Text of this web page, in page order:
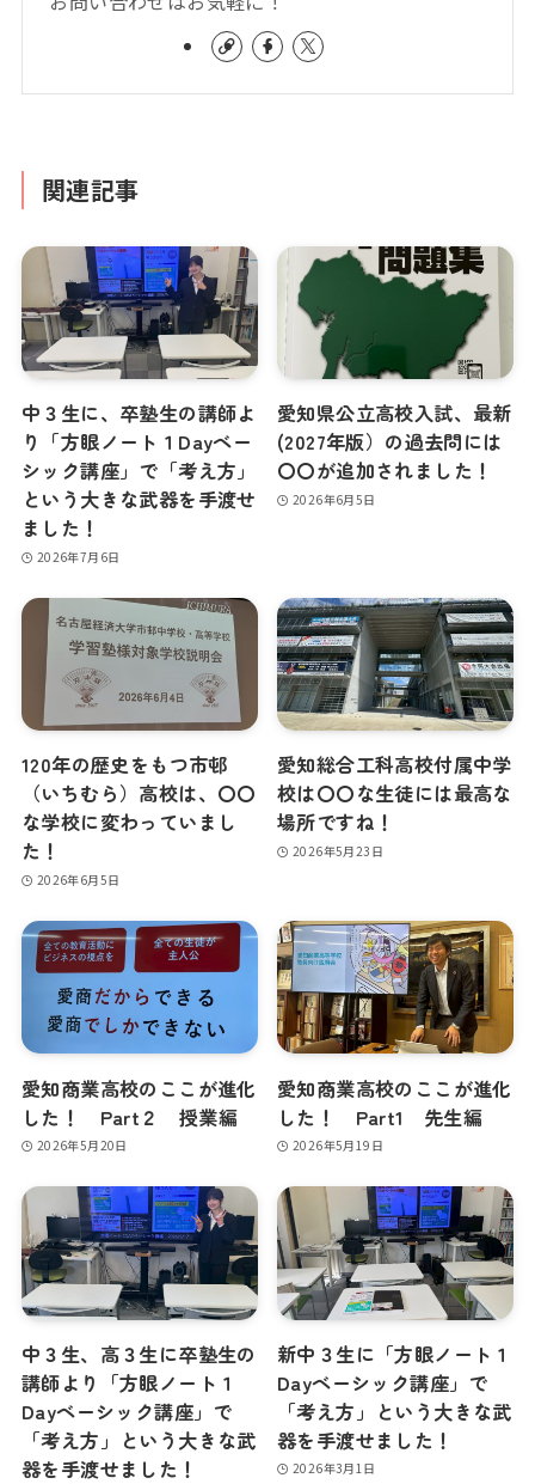
関連記事
中３生に、卒塾生の講師よ
り「方眼ノート１Dayベー
シック講座」で「考え方」
という大きな武器を手渡せ
ました！
2026年7月6日
愛知県公立高校入試、最新
(2027年版）の過去問には
〇〇が追加されました！
2026年6月5日
120年の歴史をもつ市邨
（いちむら）高校は、〇〇
な学校に変わっていまし
た！
2026年6月5日
愛知総合工科高校付属中学
校は〇〇な生徒には最高な
場所ですね！
2026年5月23日
愛知商業高校のここが進化
した！ Part２ 授業編
2026年5月20日
愛知商業高校のここが進化
した！ Part1 先生編
2026年5月19日
中３生、高３生に卒塾生の
講師より「方眼ノート１
Dayベーシック講座」で
「考え方」という大きな武
器を手渡せました！
新中３生に「方眼ノート１
Dayベーシック講座」で
「考え方」という大きな武
器を手渡せました！
2026年3月1日